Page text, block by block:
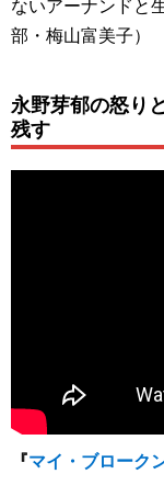
ないアーナンドと
部・梅山富美子）
永野芽郁の怒り
残す
『マイ・ブローク